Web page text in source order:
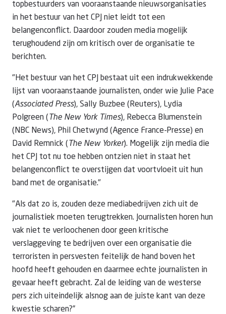
topbestuurders van vooraanstaande nieuwsorganisaties
in het bestuur van het CPJ niet leidt tot een
belangenconflict. Daardoor zouden media mogelijk
terughoudend zijn om kritisch over de organisatie te
berichten.
"Het bestuur van het CPJ bestaat uit een indrukwekkende
lijst van vooraanstaande journalisten, onder wie Julie Pace
(Associated Press), Sally Buzbee (Reuters), Lydia
Polgreen ( The New York Times), Rebecca Blumenstein
(NBC News), Phil Chetwynd (Agence France-Presse) en
David Remnick ( The New Yorker). Mogelijk zijn media die
het CPJ tot nu toe hebben ontzien niet in staat het
belangenconflict te overstijgen dat voortvloeit uit hun
band met de organisatie."
"Als dat zo is, zouden deze mediabedrijven zich uit de
journalistiek moeten terugtrekken. Journalisten horen hun
vak niet te verloochenen door geen kritische
verslaggeving te bedrijven over een organisatie die
terroristen in persvesten feitelijk de hand boven het
hoofd heeft gehouden en daarmee echte journalisten in
gevaar heeft gebracht. Zal de leiding van de westerse
pers zich uiteindelijk alsnog aan de juiste kant van deze
kwestie scharen?”